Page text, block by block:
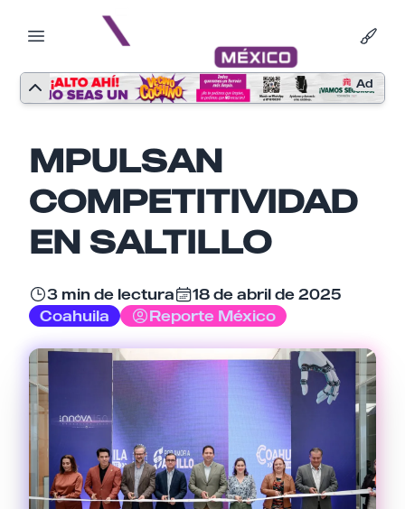
Ad
MPULSAN
COMPETITIVIDAD
EN SALTILLO
3 min de lectura
18 de abril de 2025
Coahuila
Reporte México
Email